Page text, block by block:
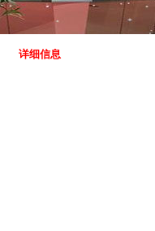
详细信息